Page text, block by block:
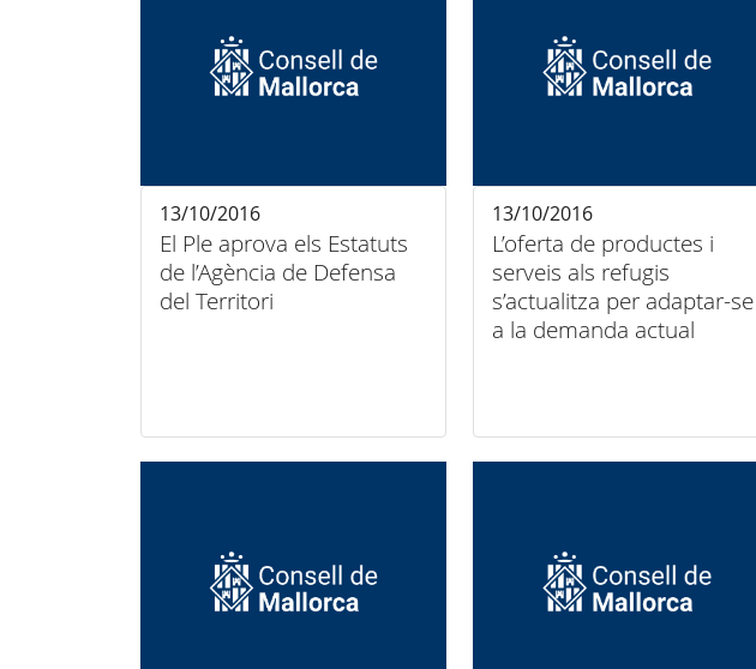
El Ple aprova els Estatuts
de l’Agència de Defensa
del Territori
13/10/2016
L’oferta de productes i
serveis als refugis
s’actualitza per adaptar-se
a la demanda actual
13/10/2016